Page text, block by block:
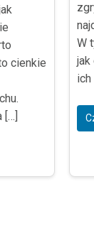
cienkie
[…]
W
jak